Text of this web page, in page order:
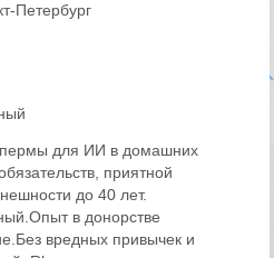
Петербург
для ИИ в домашних
приятной
до 40 лет.
в донорстве
вредных привычек и